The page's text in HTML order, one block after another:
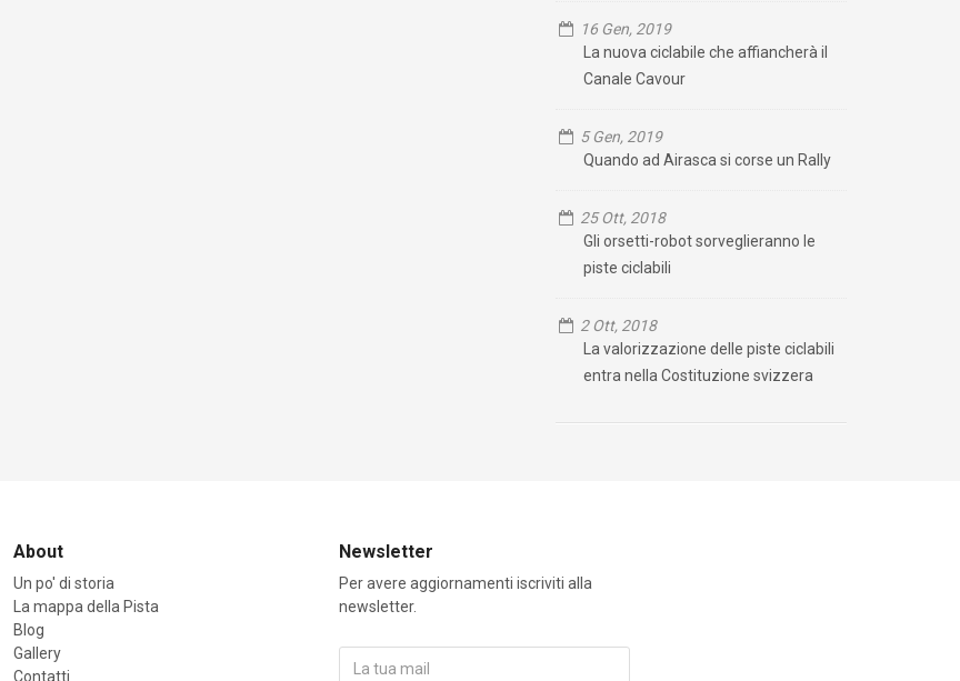
16 Gen, 2019
La nuova ciclabile che affiancherà il
Canale Cavour
5 Gen, 2019
Quando ad Airasca si corse un Rally
25 Ott, 2018
Gli orsetti-robot sorveglieranno le
piste ciclabili
2 Ott, 2018
La valorizzazione delle piste ciclabili
entra nella Costituzione svizzera
About
Un po' di storia
La mappa della Pista
Blog
Gallery
Contatti
Newsletter
Per avere aggiornamenti iscriviti alla
newsletter.